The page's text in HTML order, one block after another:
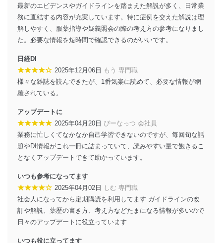
当社は、個人情報に関連する法令、国が定める指針及び
その他の規範を遵守します。また、当社の管理の仕組み
に、これらの法令及びその他の規範を常に適合させま
す。
個人情報の安全管理措置
当社は、個人情報の正確性及び安全性を確保するため
に、下記セキュリティ対策をはじめとする安全対策を実
施し、個人情報の漏えい、滅失またはき損の防止及び是
アクセス制御
個人データを取り扱うことのできる機器及び当
該機器を取り扱う従業者を明確化し、 個人データ
への不要なアクセスを防止しています。
アクセス者の識別と認証
機器に標準装備されているユーザー制御機能
（ユーザーアカウント制御）により、個人情報デ
ータベース等を取り扱う情報システムを使用する
従業者を識別・認証しています。
外部からの不正アクセス等の防止
グシステムを最新の状態に保持しています。
最新のエビデンスやガイドラインを踏まえた解説が多く、日常業
務に直結する内容が充実しています。特に症例を交えた解説は理
解しやすく、服薬指導や疑義照会の際の考え方の参考になりまし
た。必要な情報を短時間で確認できるのがいいです。
日経DI
★★★★☆ 2025年12月06日 もう 専門職
様々な雑誌を読んできたが、1番気楽に読めて、必要な情報が網
羅されている。
アップデートに
★★★★★ 2025年04月20日 ぴーなっつ 会社員
業務に忙しくてなかなか自己学習できないのですが、毎回旬な話
題やDI情報がこれ一冊に詰まっていて、読みやすい量で飽きるこ
となくアップデートできて助かっています。
いつも参考になってます
★★★★☆ 2025年04月02日 しむ 専門職
社会人になってから定期購読を利用してます ガイドラインの改
訂や解説、薬歴の書き方、考え方などたまになる情報が多いので
日々のアップデートに役立っています
いつも役に立ってます